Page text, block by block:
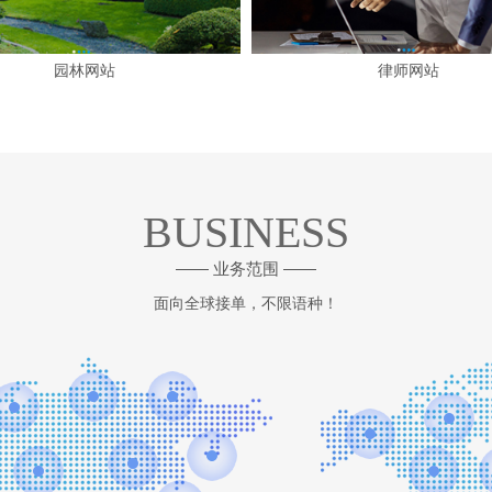
园林网站 律师网站
BUSINESS
—— 业务范围 ——
面向全球接单，不限语种！